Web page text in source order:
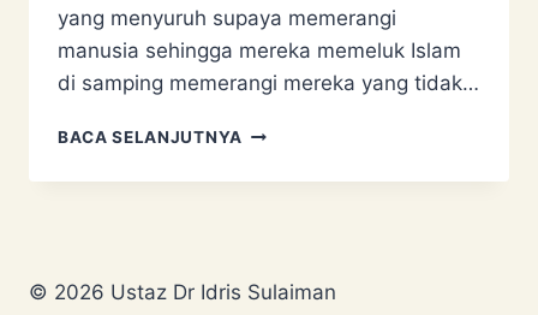
yang menyuruh supaya memerangi
manusia sehingga mereka memeluk Islam
di samping memerangi mereka yang tidak…
BACA SELANJUTNYA SANGGAHAN
PEGUAM:
AJAR
© 2026 Ustaz Dr Idris Sulaiman